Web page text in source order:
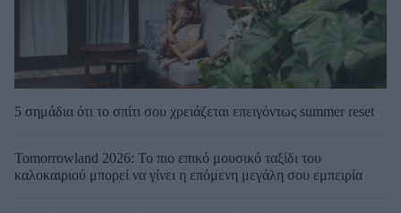
5 σημάδια ότι το σπίτι σου χρειάζεται επειγόντως summer reset
Tomorrowland 2026: Το πιο επικό μουσικό ταξίδι του
καλοκαιριού μπορεί να γίνει η επόμενη μεγάλη σου εμπειρία